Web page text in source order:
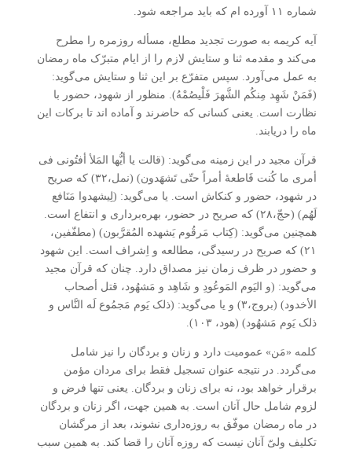
شماره ۱۱ آورده ام که باید مراجعه شود.
آیه کریمه به صورت تجدید مطلع، مسأله روزمره را مطرح
می‌کند و مقدمه ثنا و ستایش لازم را از ایام متبرّک ماه رمضان
به عمل می‌آورد. سپس متفرّع بر این ثنا و ستایش می‌گوید:
(فَمَنْ شَهِد مِنکُم الشَّهرَ فَلْیصُمْهُ). منظور از شهود، حضور با
نظارت است. یعنی کسانی که حاضرند و آماده اند تا برکات این
ماه را دریابند.
قرآن مجید در این زمینه می‌گوید: (قالت یا أیُّها المَلأ أفتُونی فی
أمری ما کُنت قَاطعۀ أمراً حتّی تَشهَدون) (نمل،۳۲) که صریح
در شهود، حضور و کنکاش است. یا می‌گوید: (لِیشهدوا مَنَافع
لَهُم) (حجّ،۲۸) که صریح در حضور، بهره‌برداری و انتفاع است.
همچنین می‌گوید: (کِتاب مَرقُوم یَشهده المُقرَّبون) (مطفّفین،
۲۱) که صریح در رسیدگی، مطالعه و اِشراف است. این شهود
و حضور در ظرف زمان نیز مصداق دارد. چنان که قرآن مجید
می‌گوید: (و الیَوم المَوعُودِ و شَاهِد و مَشهُود، قتل أصحاب
الأخدود) (بروج،۳) و یا می‌گوید: (ذلک یَوم مَجمُوع لَه النَّاس و
ذلک یَوم مَشهُود) (هود، ۱۰۳).
کلمه «مَن» عمومیت دارد و زنان و بردگان را نیز شامل
می‌گردد. در نتیجه عنوان تسجیل فقط برای مردان مؤمن
برقرار خواهد بود، نه برای زنان و بردگان. یعنی تنها فرض و
لزوم شامل حال آنان است. به همین جهت، اگر زنان و بردگان
در ماه رمضان موفّق به روزه‌داری نشوند، بعد از مرگشان
تکلیف ولیّ آنان نیست که روزه آنان را قضا کند. به همین سبب